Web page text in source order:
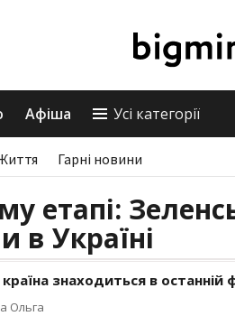
Афіша Усі категорії
Гарні новини
етапі:
в Україні
знаходиться в останній
Ольга